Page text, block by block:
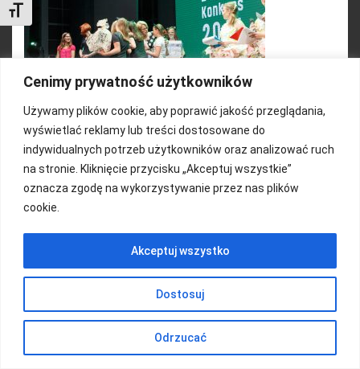
Cenimy prywatność użytkowników
Używamy plików cookie, aby poprawić jakość przeglądania,
wyświetlać reklamy lub treści dostosowane do
indywidualnych potrzeb użytkowników oraz analizować ruch
na stronie. Kliknięcie przycisku „Akceptuj wszystkie”
oznacza zgodę na wykorzystywanie przez nas plików
cookie.
Dostosuj
Odrzucać
Akceptuj wszystko
Toggle Font size
Organizator: Fundacja RAZEM
Copyright 2016/ Autor: ThemeWisdom